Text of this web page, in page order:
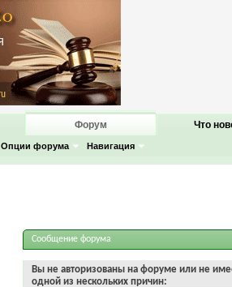
Форум
Опции форума Навигация
Что
Сообщение форума
Вы не авторизованы на форуме или не
одной из нескольких причин: